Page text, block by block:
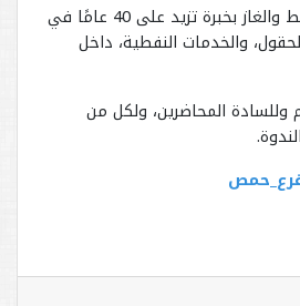
مستثمر في قطاع النفط والغاز بخبرة تزيد على 40 عامًا في
والخدمات النفطية، داخل
وللسادة المحاضرين، ولكل من